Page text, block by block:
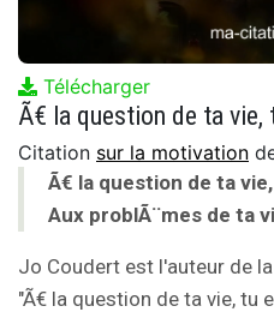
Télécharger
Citation sur la motivation
Ã€ la question de ta
Aux problÃ¨mes de ta
Jo Coudert est l'auteur de la
"Ã€ la question de ta vie, tu